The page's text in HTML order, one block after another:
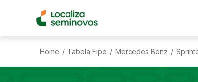
Home / Tabela Fipe / Mercedes Benz /